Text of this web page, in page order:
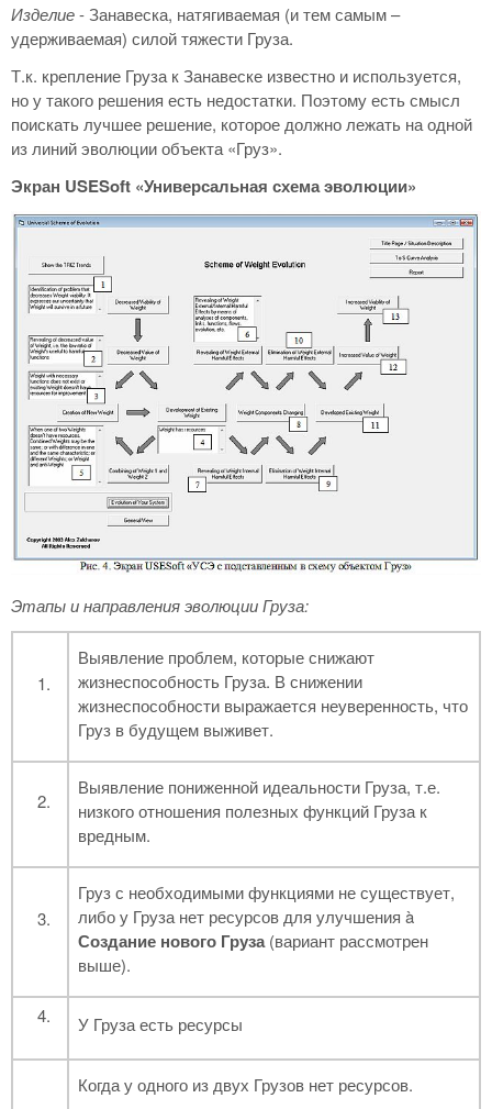
Изделие- Занавеска, натягиваемая (и тем самым –
удерживаемая) силой тяжести Груза.
Т.к. крепление Груза к Занавеске известно и используется,
но у такого решения есть недостатки. Поэтому есть смысл
поискать лучшее решение, которое должно лежать на одной
из линий эволюции объекта «Груз».
Экран USESoft «Универсальная схема эволюции»
Этапы и направления эволюции Груза:
Выявление проблем, которые снижают
жизнеспособность Груза. В снижении
жизнеспособности выражается неуверенность, что
Груз в будущем выживет.
Выявление пониженной идеальности Груза, т.е.
низкого отношения полезных функций Груза к
вредным.
Груз с необходимыми функциями не существует,
либо у Груза нет ресурсов для улучшения à
Создание нового Груза(вариант рассмотрен
выше).
У Груза есть ресурсы
Когда у одного из двух Грузов нет ресурсов.